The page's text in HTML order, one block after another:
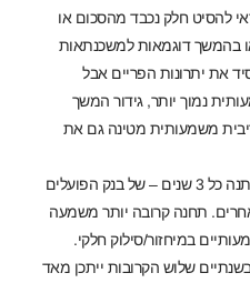
להסיט חלק נכבד מהסכום או
בהמשך דוגמאות למשכנתאות
את יתרונות הפריים אבל
נמוך יותר, גידור המשך
משמעותית מטינה גם את
כדאי לשים לב למל"צ/3 – ריבית משתנה כל 3 שנים – של בנק הפועלים
בבנקים האחרים. תחנה קרובה יותר משמעה
במיחזור/סילוק חלקי.
שלוש הקרובות ייתכן מאד